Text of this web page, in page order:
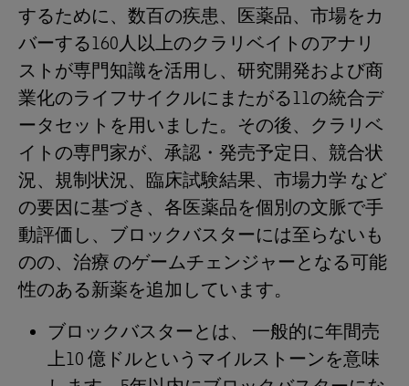
するために、数百の疾患、医薬品、市場をカ
バーする160人以上のクラリベイトのアナリ
ストが専門知識を活用し、研究開発および商
業化のライフサイクルにまたがる11の統合デ
ータセットを用いました。その後、クラリベ
イトの専門家が、承認・発売予定日、競合状
況、規制状況、臨床試験結果、市場力学 など
の要因に基づき、各医薬品を個別の文脈で手
動評価し、ブロックバスターには至らないも
のの、治療 のゲームチェンジャーとなる可能
性のある新薬を追加しています。
ブロックバスターとは、 一般的に年間売
上10 億ドルというマイルストーンを意味